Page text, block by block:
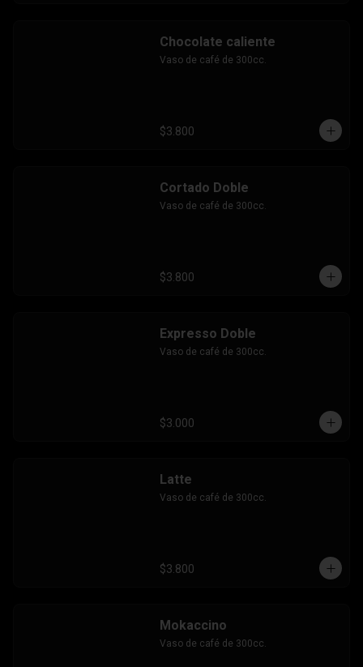
Chocolate caliente
Vaso de café de 300cc.
$3.800
Cortado Doble
Vaso de café de 300cc.
$3.800
Expresso Doble
Vaso de café de 300cc.
$3.000
Latte
Vaso de café de 300cc.
$3.800
Mokaccino
Vaso de café de 300cc.